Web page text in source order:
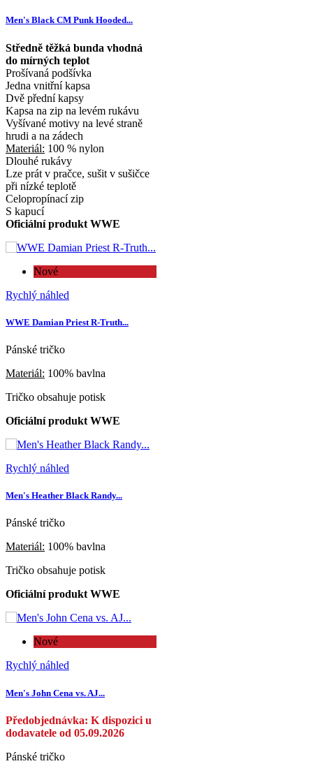
Men's Black CM Punk Hooded...
Středně těžká bunda vhodná
do mírných teplot
Prošívaná podšívka
Jedna vnitřní kapsa
Dvě přední kapsy
Kapsa na zip na levém rukávu
Vyšívané motivy na levé straně
hrudi a na zádech
Materiál: 100 % nylon
Dlouhé rukávy
Lze prát v pračce, sušit v sušičce
při nízké teplotě
Celopropínací zip
S kapucí
Oficiální produkt WWE
Nové
Rychlý náhled
WWE Damian Priest R-Truth...
Pánské tričko
Materiál: 100% bavlna
Tričko obsahuje potisk
Oficiální produkt WWE
Rychlý náhled
Men's Heather Black Randy...
Pánské tričko
Materiál: 100% bavlna
Tričko obsahuje potisk
Oficiální produkt WWE
Nové
Rychlý náhled
Men's John Cena vs. AJ...
Předobjednávka: K dispozici u
dodavatele od 05.09.2026
Pánské tričko